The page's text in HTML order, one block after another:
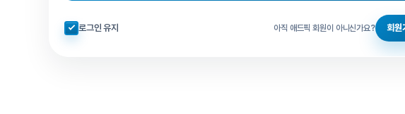
자동로그인 체크
로그인 유지 아직 애드픽 회원이 아니신가요? 회원